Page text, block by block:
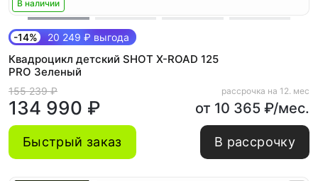
В наличии
-14% 20 249 ₽ выгода
Квадроцикл детский SHOT X-ROAD 125
PRO Зеленый
155 239 ₽
134 990 ₽
рассрочка на 12. мес
от 10 365 ₽/мес.
Быстрый заказ В рассрочку